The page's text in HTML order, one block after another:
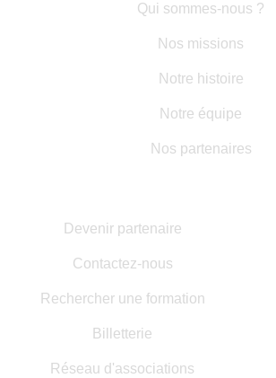
Qui sommes-nous ?
Nos missions
Notre histoire
Notre équipe
Nos partenaires
Devenir partenaire
Contactez-nous
Rechercher une formation
Billetterie
Réseau d'associations